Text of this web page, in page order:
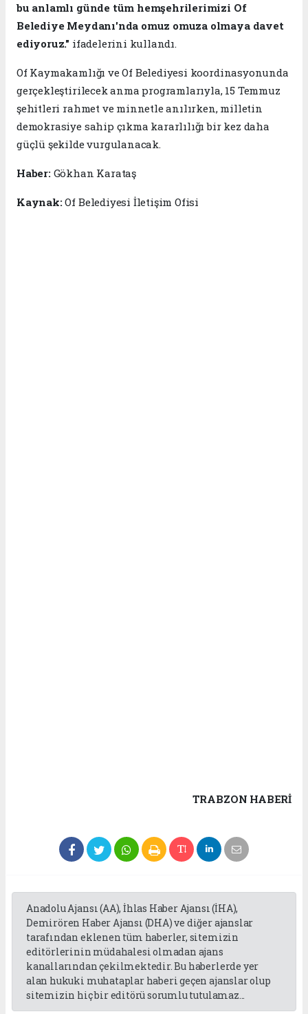
bu anlamlı günde tüm hemşehrilerimizi Of
Belediye Meydanı'nda omuz omuza olmaya davet
ediyoruz." ifadelerini kullandı.
Of Kaymakamlığı ve Of Belediyesi koordinasyonunda
gerçekleştirilecek anma programlarıyla, 15 Temmuz
şehitleri rahmet ve minnetle anılırken, milletin
demokrasiye sahip çıkma kararlılığı bir kez daha
güçlü şekilde vurgulanacak.
Haber: Gökhan Karataş
Kaynak:Of Belediyesi İletişim Ofisi
TRABZON HABERİ
Anadolu Ajansı (AA), İhlas Haber Ajansı (İHA),
Demirören Haber Ajansı (DHA) ve diğer ajanslar
tarafından eklenen tüm haberler, sitemizin
editörlerinin müdahalesi olmadan ajans
kanallarından çekilmektedir. Bu haberlerde yer
alan hukuki muhataplar haberi geçen ajanslar olup
sitemizin hiç bir editörü sorumlu tutulamaz...